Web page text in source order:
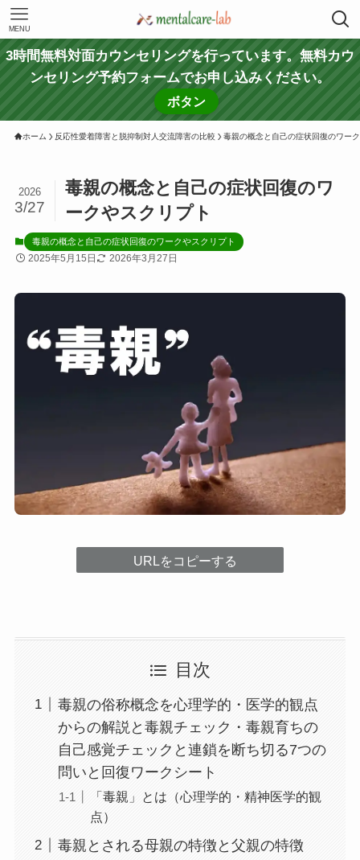
MENU
3時間無料対面カウンセリングを行っています。無料カウ
ンセリング予約フォームでお申し込みください。
ボタン
ホーム 反応性愛着障害と脱抑制対人交流障害の比較 毒親の概念と自己の症状回復のワー
毒親の概念と自己の症状回復のワ
ークやスクリプト
2026
3/27
毒親の概念と自己の症状回復のワークやスクリプト
2025年5月15日 2026年3月27日
URLをコピーする
目次
毒親の俗称概念を心理学的・医学的観点
からの解説と毒親チェック・毒親育ちの
自己感覚チェックと連鎖を断ち切る7つの
問いと回復ワークシート
「毒親」とは（心理学的・精神医学的観
点）
毒親とされる母親の特徴と父親の特徴